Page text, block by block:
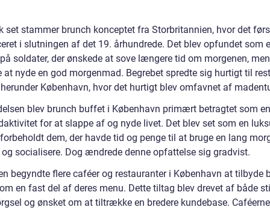
set stammer brunch konceptet fra Storbritannien, hvor det
i slutningen af det 19. århundrede. Det blev opfundet som
soldater, der ønskede at sove længere tid om morgenen,
at nyde en god morgenmad. Begrebet spredte sig hurtigt til
København, hvor det hurtigt blev omfavnet af
blev brunch buffet i København primært betragtet som en
for at slappe af og nyde livet. Det blev set som en
dem, der havde tid og penge til at bruge en lang
socialisere. Dog ændrede denne opfattelse sig gradvist.
begyndte flere caféer og restauranter i København at tilbyde
en fast del af deres menu. Dette tiltag blev drevet af både
og ønsket om at tiltrække en bredere kundebase.